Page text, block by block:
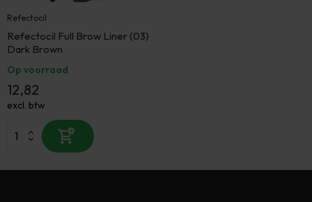
Refectocil
Refectocil Full Brow Liner (03)
Dark Brown
Op voorraad
12,82
excl. btw